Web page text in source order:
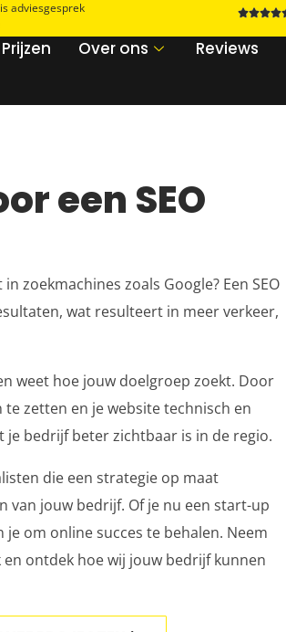
adviesgesprek
Prijzen Over ons Reviews
een SEO
zoekmachines zoals Google? Een SEO
wat resulteert in meer verkeer,
weet hoe jouw doelgroep zoekt. Door
te zetten en je website technisch en
bedrijf beter zichtbaar is in de regio.
die een strategie op maat
van jouw bedrijf. Of je nu een start-up
om online succes te behalen. Neem
ontdek hoe wij jouw bedrijf kunnen